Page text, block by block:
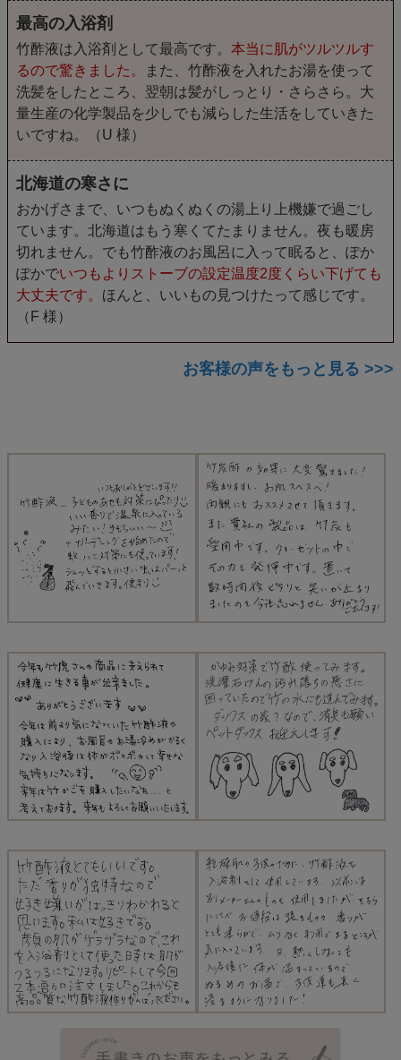
最高の入浴剤
竹酢液は入浴剤として最高です。本当に肌がツルツルす
るので驚きました。
また、竹酢液を入れたお湯を使って
洗髪をしたところ、翌朝は髪がしっとり・さらさら。大
量生産の化学製品を少しでも減らした生活をしていきた
いですね。（U 様）
北海道の寒さに
おかげさまで、いつもぬくぬくの湯上り上機嫌で過ごし
ています。北海道はもう寒くてたまりません。夜も暖房
切れません。でも竹酢液のお風呂に入って眠ると、ぽか
ぽかでいつもよりストーブの設定温度2度くらい下げても
大丈夫です。 ほんと、いいもの見つけたって感じです。
（F 様）
お客様の声をもっと見る >>>